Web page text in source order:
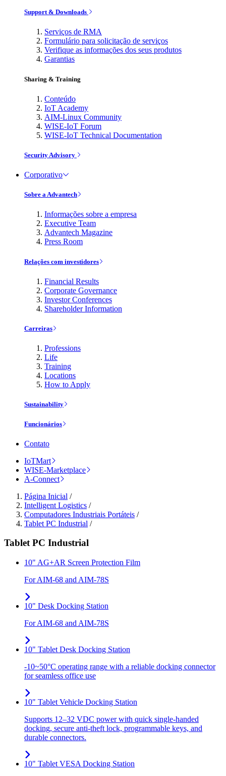
Support & Downloads
Serviços de RMA
Formulário para solicitação de serviços
Verifique as informações dos seus produtos
Garantias
Sharing & Training
Conteúdo
IoT Academy
AIM-Linux Community
WISE-IoT Forum
WISE-IoT Technical Documentation
Security Advisory
Corporativo
Sobre a Advantech
Informações sobre a empresa
Executive Team
Advantech Magazine
Press Room
Relações com investidores
Financial Results
Corporate Governance
Investor Conferences
Shareholder Information
Carreiras
Professions
Life
Training
Locations
How to Apply
Sustainability
Funcionários
Contato
IoTMart
WISE-Marketplace
A-Connect
Página Inicial /
Intelligent Logistics /
Computadores Industriais Portáteis /
Tablet PC Industrial /
Tablet PC Industrial
10" AG+AR Screen Protection Film
For AIM-68 and AIM-78S
10" Desk Docking Station
For AIM-68 and AIM-78S
10" Tablet Desk Docking Station
-10~50°C operating range with a reliable docking connector
for seamless office use
10" Tablet Vehicle Docking Station
Supports 12–32 VDC power with quick single-handed
docking, secure anti-theft lock, programmable keys, and
durable connectors.
10" Tablet VESA Docking Station